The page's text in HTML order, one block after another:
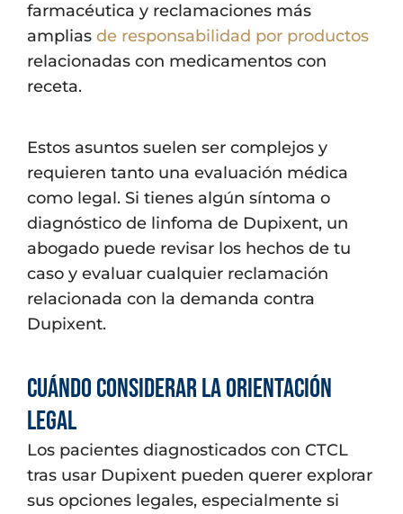
farmacéutica y reclamaciones más
amplias de responsabilidad por productos
relacionadas con medicamentos con
receta.
Estos asuntos suelen ser complejos y
requieren tanto una evaluación médica
como legal. Si tienes algún síntoma o
diagnóstico de linfoma de Dupixent, un
abogado puede revisar los hechos de tu
caso y evaluar cualquier reclamación
relacionada con la demanda contra
Dupixent.
Cuándo considerar la orientación
legal
Los pacientes diagnosticados con CTCL
tras usar Dupixent pueden querer explorar
sus opciones legales, especialmente si